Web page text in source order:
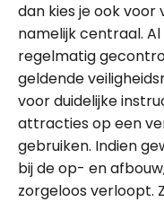
dan kies je ook voor
namelijk centraal.
regelmatig
geldende
voor duidelijke
attracties op een
gebruiken. Indien
bij de op- en
zorgeloos verloopt.